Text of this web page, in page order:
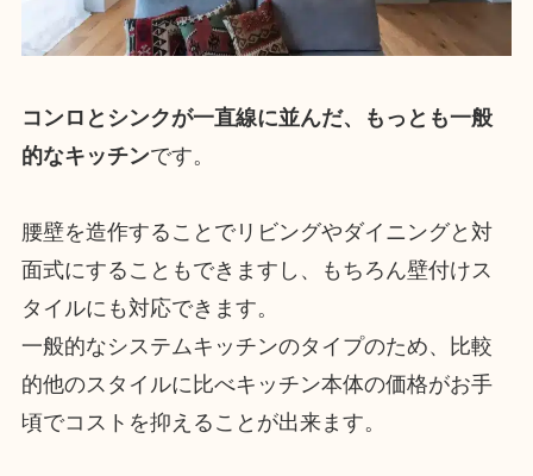
コンロとシンクが一直線に並んだ、もっとも一般
的なキッチンです。
腰壁を造作することでリビングやダイニングと対
面式にすることもできますし、もちろん壁付けス
タイルにも対応できます。
一般的なシステムキッチンのタイプのため、比較
的他のスタイルに比べキッチン本体の価格がお手
頃でコストを抑えることが出来ます。